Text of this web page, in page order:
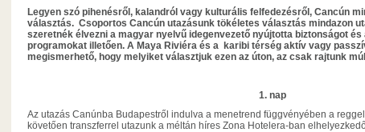
Legyen szó pihenésről, kalandról vagy kulturális felfedezésről, Cancún
választás. Csoportos Cancún utazásunk tökéletes választás mindazon
szeretnék élvezni a magyar nyelvű idegenvezető nyújtotta biztonságot
programokat illetően. A Maya Riviéra és a karibi térség aktív vagy
megismerhető, hogy melyiket választjuk ezen az úton, az csak rajtunk
1. nap
Az utazás Canúnba Budapestről indulva a menetrend függvényében a
követően transzferrel utazunk a méltán híres Zona Hotelera-ban